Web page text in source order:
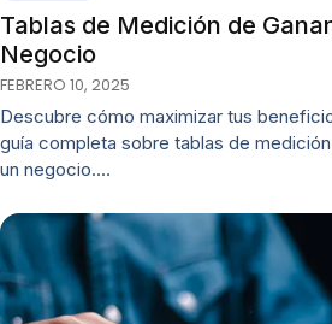
Tablas de Medición de
Negocio
FEBRERO 10, 2025
Descubre cómo maximizar tus
guía completa sobre tablas de
un negocio.…